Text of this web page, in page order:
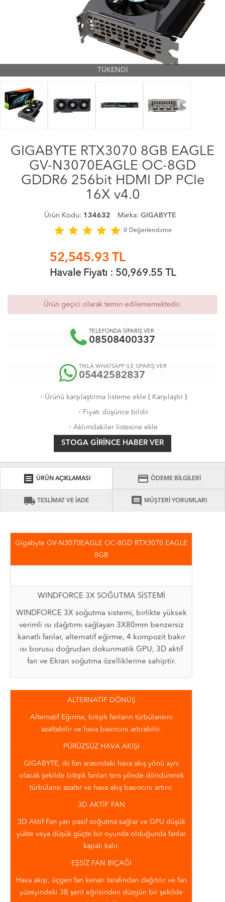
TÜKENDİ
GIGABYTE RTX3070 8GB EAGLE
GV-N3070EAGLE OC-8GD
GDDR6 256bit HDMI DP PCIe
16X v4.0
Ürün Kodu: 134632 Marka: GIGABYTE
star star star star star 0 Değerlendirme
52,545.93 TL
Havale Fiyatı : 50,969.55 TL
Ürün geçici olarak temin edilememektedir.
TELEFONDA SİPARİŞ VER
08508400337
TIKLA WHATSAPP İLE SİPARİŞ VER
05442582837
· Ürünü karşılaştırma listeme ekle( Karşılaştır)
· Fiyatı düşünce bildir
· Aklımdakiler listesine ekle
STOGA GIRINCE HABER VER
receipt ÜRÜN AÇIKLAMASI credit_card ÖDEME BİLGİLERİ
local_shipping TESLİMAT VE İADE comment MÜŞTERİ YORUMLARI
Gigabyte GV-N3070EAGLE OC-8GD RTX3070 EAGLE
8GB
WINDFORCE 3X SOĞUTMA SİSTEMİ
WINDFORCE 3X soğutma sistemi, birlikte yüksek
verimli ısı dağıtımı sağlayan 3X80mm benzersiz
kanatlı fanlar, alternatif eğirme, 4 kompozit bakır
ısı borusu doğrudan dokunmatik GPU, 3D aktif
fan ve Ekran soğutma özelliklerine sahiptir.
ALTERNATİF DÖNÜŞ
Alternatif Eğirme, bitişik fanların türbülansını
azaltabilir ve hava basıncını artırabilir.
PÜRÜZSÜZ HAVA AKIŞI
GIGABYTE, iki fan arasındaki hava akış yönü aynı
olacak şekilde bitişik fanları ters yönde döndürerek
türbülansı azaltır ve hava akış basıncını artırır.
3D AKTİF FAN
3D Aktif Fan yarı pasif soğutma sağlar ve GPU düşük
yükte veya düşük güçte bir oyunda olduğunda fanlar
kapalı kalır.
EŞSİZ FAN BIÇAĞI
Hava akışı, üçgen fan kenarı tarafından dağıtılır ve fan
yüzeyindeki 3B şerit eğrisinden düzgün bir şekilde